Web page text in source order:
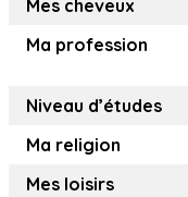
Mes cheveux
Ma profession
Niveau d’études
Ma religion
Mes loisirs